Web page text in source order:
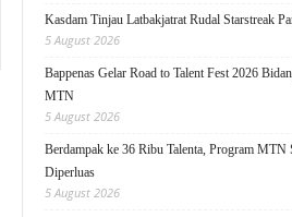
Kasdam Tinjau Latbakjatrat Rudal Starstreak
5 August 2026
Bappenas Gelar Road to Talent Fest 2026
MTN
5 August 2026
Berdampak ke 36 Ribu Talenta, Program MTN
Diperluas
5 August 2026